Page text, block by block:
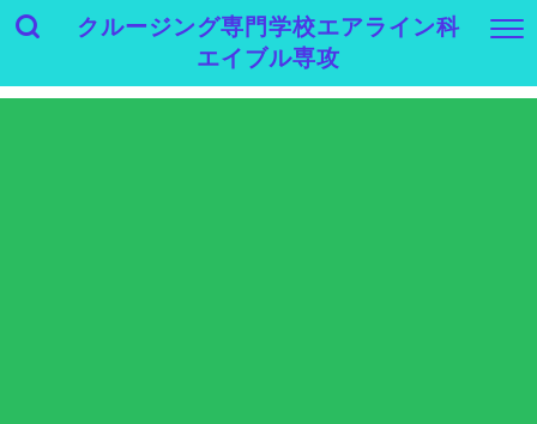
クルージング専門学校エアライン科
エイブル専攻